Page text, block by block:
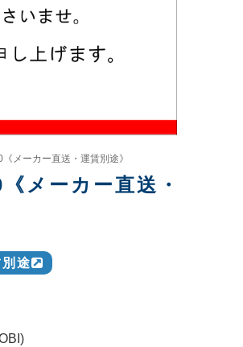
メーカー直送・運賃別途》
メーカー直送・
途